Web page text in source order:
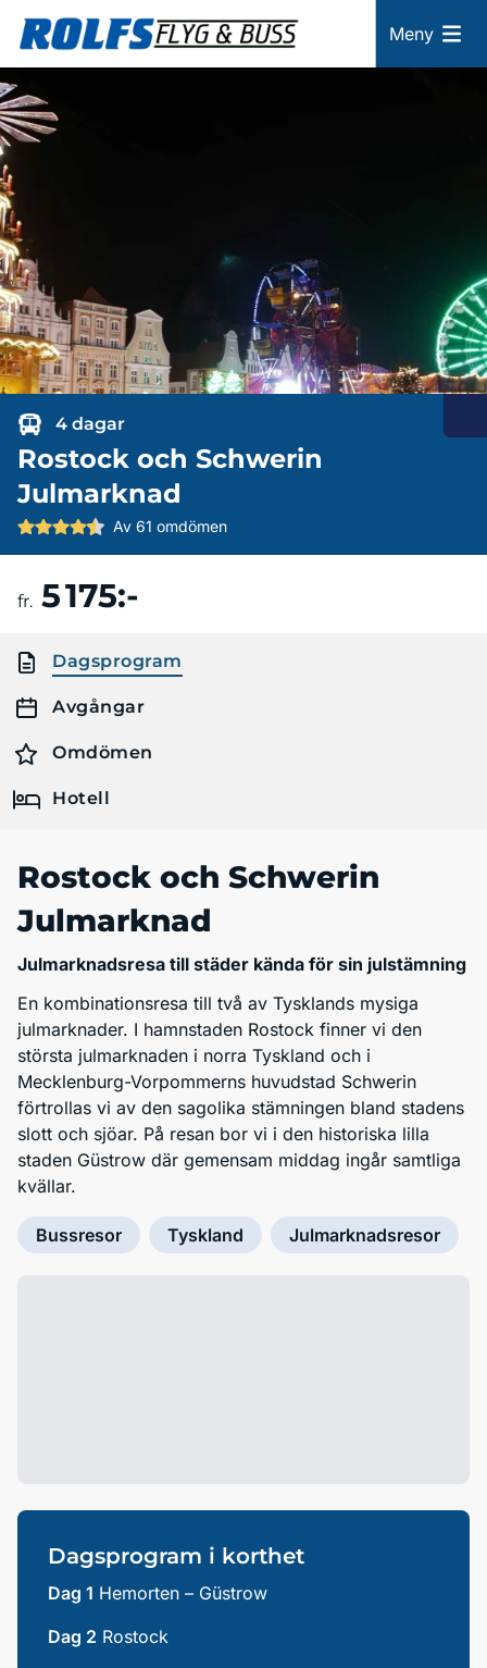
Meny
4 dagar
Rostock och Schwerin
Julmarknad
Av 61 omdömen
fr. 5 175:-
Dagsprogram
Avgångar
Omdömen
Hotell
Rostock och Schwerin
Julmarknad
Julmarknadsresa till städer kända för sin julstämning
En kombinationsresa till två av Tysklands mysiga
julmarknader. I hamnstaden Rostock finner vi den
största julmarknaden i norra Tyskland och i
Mecklenburg-Vorpommerns huvudstad Schwerin
förtrollas vi av den sagolika stämningen bland stadens
slott och sjöar. På resan bor vi i den historiska lilla
staden Güstrow där gemensam middag ingår samtliga
kvällar.
Bussresor Tyskland Julmarknadsresor
Dagsprogram i korthet
Dag 1 Hemorten – Güstrow
Dag 2 Rostock